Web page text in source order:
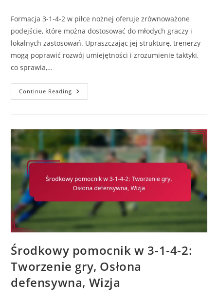
Formacja 3-1-4-2 w piłce nożnej oferuje zrównoważone
podejście, które można dostosować do młodych graczy i
lokalnych zastosowań. Upraszczając jej strukturę, trenerzy
mogą poprawić rozwój umiejętności i zrozumienie taktyki,
co sprawia,…
Continue Reading 3-
1-
Dla
Młodzieży,
Zastosowania
W
Społeczności,
Metody
Środkowy pomocnik w 3-1-4-2:
Tworzenie gry, Osłona
defensywna, Wizja